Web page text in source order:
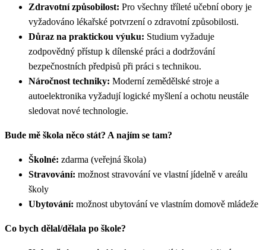
Zdravotní způsobilost: Pro všechny tříleté učební obory je
vyžadováno lékařské potvrzení o zdravotní způsobilosti.
Důraz na praktickou výuku: Studium vyžaduje
zodpovědný přístup k dílenské práci a dodržování
bezpečnostních předpisů při práci s technikou.
Náročnost techniky: Moderní zemědělské stroje a
autoelektronika vyžadují logické myšlení a ochotu neustále
sledovat nové technologie.
Bude mě škola něco stát? A najím se tam?
Školné: zdarma (veřejná škola)
Stravování: možnost stravování ve vlastní jídelně v areálu
školy
Ubytování: možnost ubytování ve vlastním domově mládeže
Co bych dělal/dělala po škole?